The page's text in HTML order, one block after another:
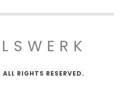
RIGHTS RESERVED.